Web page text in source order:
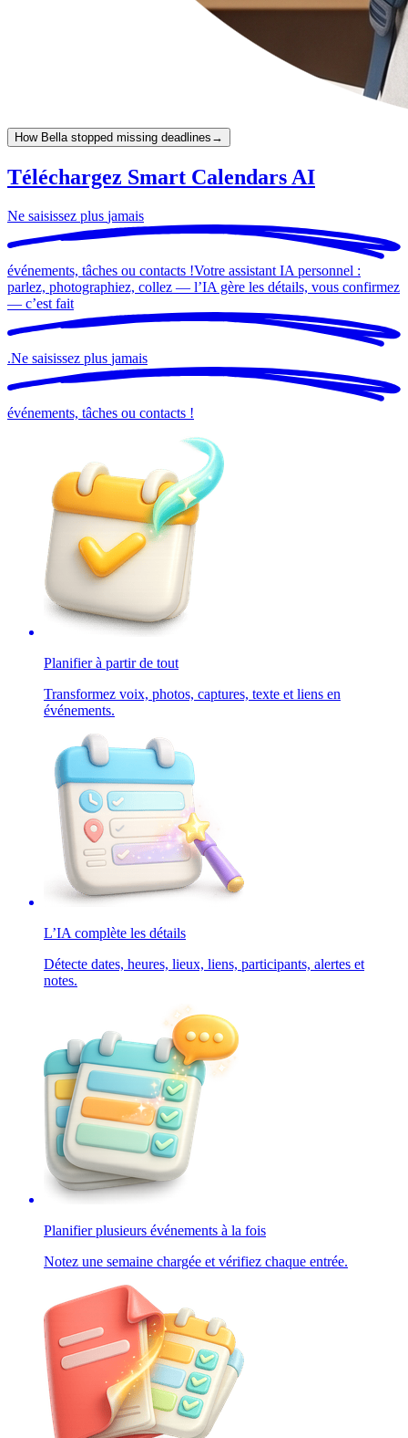
How Bella stopped missing deadlines →
Téléchargez Smart Calendars AI
Ne saisissez plus jamais
événements, tâches ou contacts !Votre assistant IA personnel :
parlez, photographiez, collez — l’IA gère les détails, vous confirmez
— c’est fait
.Ne saisissez plus jamais
événements, tâches ou contacts !
Planifier à partir de tout
Transformez voix, photos, captures, texte et liens en
événements.
L’IA complète les détails
Détecte dates, heures, lieux, liens, participants, alertes et
notes.
Planifier plusieurs événements à la fois
Notez une semaine chargée et vérifiez chaque entrée.